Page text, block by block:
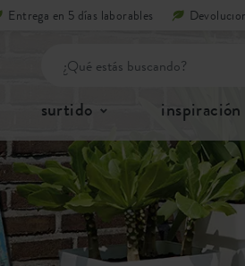
Entrega en 5 días laborables
surtido inspiración